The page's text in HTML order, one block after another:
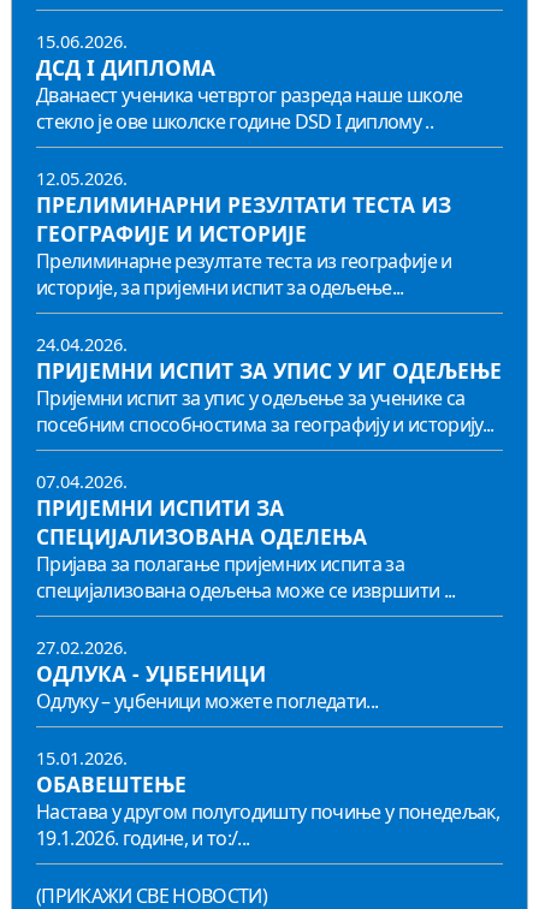
15.06.2026.
ДСД I ДИПЛОМА
Дванаест ученика четвртог разреда наше школе
стекло је ове школске године DSD I диплому ..
12.05.2026.
ПРЕЛИМИНАРНИ РЕЗУЛТАТИ ТЕСТА ИЗ
ГЕОГРАФИЈЕ И ИСТОРИЈЕ
Прелиминарне резултате теста из географије и
историје, за пријемни испит за одељење...
24.04.2026.
ПРИЈЕМНИ ИСПИТ ЗА УПИС У ИГ ОДЕЉЕЊЕ
Пријемни испит за упис у одељење за ученике са
посебним способностима за географију и историју...
07.04.2026.
ПРИЈЕМНИ ИСПИТИ ЗА
СПЕЦИЈАЛИЗОВАНА ОДЕЛЕЊА
Пријава за полагање пријемних испита за
специјализована одељења може се извршити ...
27.02.2026.
ОДЛУКА - УЏБЕНИЦИ
Одлуку – уџбеници можете погледати...
15.01.2026.
ОБАВЕШТЕЊЕ
Настава у другом полугодишту почиње у понедељак,
19.1.2026. године, и то:/...
(ПРИКАЖИ СВЕ НОВОСТИ)